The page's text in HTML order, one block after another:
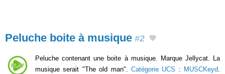
Peluche boite à musique #2
Peluche contenant une boite à musique. Marque Jellycat. La
musique serait "The old man". Catégorie UCS : MUSCKeyd